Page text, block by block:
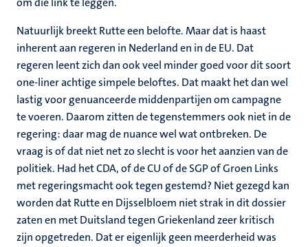
Natuurlijk breekt Rutte een belofte. Maar dat is haast
inherent aan regeren in Nederland en in de EU. Dat
regeren leent zich dan ook veel minder goed voor dit soort
one-liner achtige simpele beloftes. Dat maakt het dan wel
lastig voor genuanceerde middenpartijen om campagne
te voeren. Daarom zitten de tegenstemmers ook niet in de
regering: daar mag de nuance wel wat ontbreken. De
vraag is of dat niet net zo slecht is voor het aanzien van de
politiek. Had het CDA, of de CU of de SGP of Groen Links
met regeringsmacht ook tegen gestemd? Niet gezegd kan
worden dat Rutte en Dijsselbloem niet strak in dit dossier
zaten en met Duitsland tegen Griekenland zeer kritisch
zijn opgetreden. Dat er eigenlijk geen meerderheid was